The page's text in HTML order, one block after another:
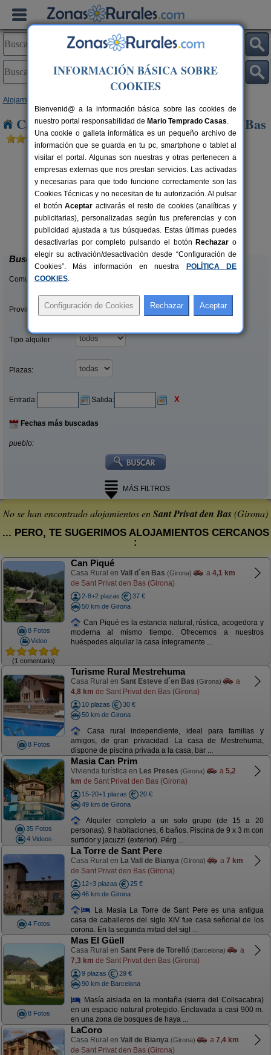
Alojamientos
Casas Rurales cerca de Sant Privat den Bas
6 pers.
desde36 €
Can Garganta
Centenys (Girona)
Buscar
Comunidades:
Provincias/Islas:
Tipo alquiler:
Plazas:
Entrada: Salida: X
Fechas más buscadas
pueblo:
MÁS FILTROS
No se han encontrado alojamientos enSant Privat den Bas(Girona)
... PERO, TE SUGERIMOS ALOJAMIENTOS CERCANOS
:
8 Fotos
Video
(1 comentario)
Can Piqué
Casa Rural en Vall d´en Bas (Girona) a 4,1 km
de Sant Privat den Bas (Girona)
2-8+2 plazas
37 €
50 km de Girona
Can Piqué es la estancia natural, rústica, acogedora y
moderna al mismo tiempo. Ofrecemos a nuestros
huéspedes alquilar la casa íntegramente ...
8 Fotos
Turisme Rural Mestrehuma
Casa Rural en Sant Esteve d´en Bas (Girona)
a
4,8 km de Sant Privat den Bas (Girona)
10 plazas
30 €
50 km de Girona
Casa rural independiente, ideal para familias y
amigos, de gran privacidad. La casa de Mestrehuma,
dispone de piscina privada a la casa, bar ...
35 Fotos
4 Videos
Masia Can Prim
Vivienda turística en Les Preses (Girona) a 5,2
km de Sant Privat den Bas (Girona)
15-20+1 plazas
20 €
49 km de Girona
Alquiler completo a un solo grupo (de 15 a 20
personas). 9 habitaciones, 6 baños. Piscina de 9 x 3 m con
surtidor y jacuzzi (exterior). Pérg ...
4 Fotos
La Torre de Sant Pere
Casa Rural en La Vall de Bianya (Girona) a 7 km
de Sant Privat den Bas (Girona)
12+3 plazas
25 €
46 km de Girona
La Masia La Torre de Sant Pere es una antigua
casa de caballeros del siglo XIV fue casa señorial de los
corona. En la segunda mitad del sigl ...
8 Fotos
Mas El Güell
Casa Rural en Sant Pere de Torelló (Barcelona)
a
7,3 km de Sant Privat den Bas (Girona)
9 plazas
29 €
90 km de Barcelona
Masía aislada en la montaña (sierra del Collsacabra)
en un espacio natural protegido. Enclavada a casi 900 m.
en una zona de bosques de haya ...
LaCoro
Casa Rural en Vall de Bianya (Girona) a 7,4 km
de Sant Privat den Bas (Girona)
INFORMACIÓN BÁSICA SOBRE
COOKIES
Bienvenid@ a la información básica sobre las cookies de
nuestro portal responsabilidad de Mario Temprado Casas.
Una cookie o galleta informática es un pequeño archivo de
información que se guarda en tu pc, smartphone o tablet al
visitar el portal. Algunas son nuestras y otras pertenecen a
empresas externas que nos prestan servicios. Las activadas
y necesarias para que todo funcione correctamente son las
Cookies Técnicas y no necesitan de tu autorización. Al pulsar
el botónAceptar activarás el resto de cookies (analíticas y
publicitarias), personalizadas según tus preferencias y con
publicidad ajustada a tus búsquedas. Estas últimas puedes
desactivarlas por completo pulsando el botón Rechazar o
elegir su activación/desactivación desde “Configuración de
Cookies”. Más información en nuestra
POLÍTICA DE
COOKIES.